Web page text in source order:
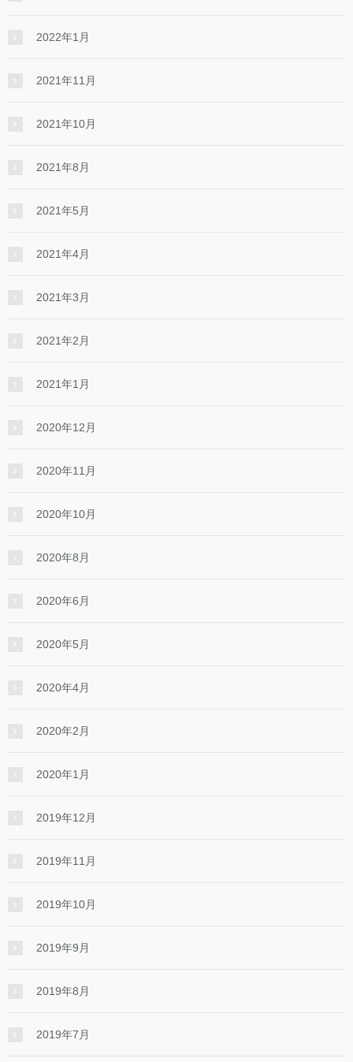
2022年1月
2021年11月
2021年10月
2021年8月
2021年5月
2021年4月
2021年3月
2021年2月
2021年1月
2020年12月
2020年11月
2020年10月
2020年8月
2020年6月
2020年5月
2020年4月
2020年2月
2020年1月
2019年12月
2019年11月
2019年10月
2019年9月
2019年8月
2019年7月